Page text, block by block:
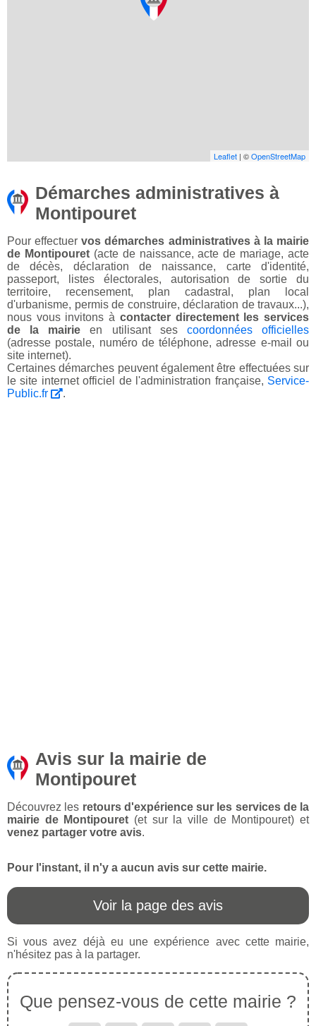
Leaflet | ©OpenStreetMap
Démarches administratives à
Montipouret
Pour effectuervos démarches administratives à la mairie
de Montipouret(acte de naissance, acte de mariage, acte
de décès, déclaration de naissance, carte d'identité,
passeport, listes électorales, autorisation de sortie du
territoire, recensement, plan cadastral, plan local
d'urbanisme, permis de construire, déclaration de travaux...),
nous vous invitons à contacter directement les services
de la mairie en utilisant ses coordonnées officielles
(adresse postale, numéro de téléphone, adresse e-mail ou
site internet).
Certaines démarches peuvent également être effectuées sur
le site internet officiel de l'administration française, Service-
Public.fr
.
Avis sur la mairie de
Montipouret
Découvrez les retours d'expérience sur les services de la
mairie de Montipouret (et sur la ville de Montipouret) et
venez partager votre avis.
Pour l'instant, il n'y a aucun avis sur cette mairie.
Voir la page des avis
Si vous avez déjà eu une expérience avec cette mairie,
n'hésitez pas à la partager.
Que pensez-vous de cette mairie ?